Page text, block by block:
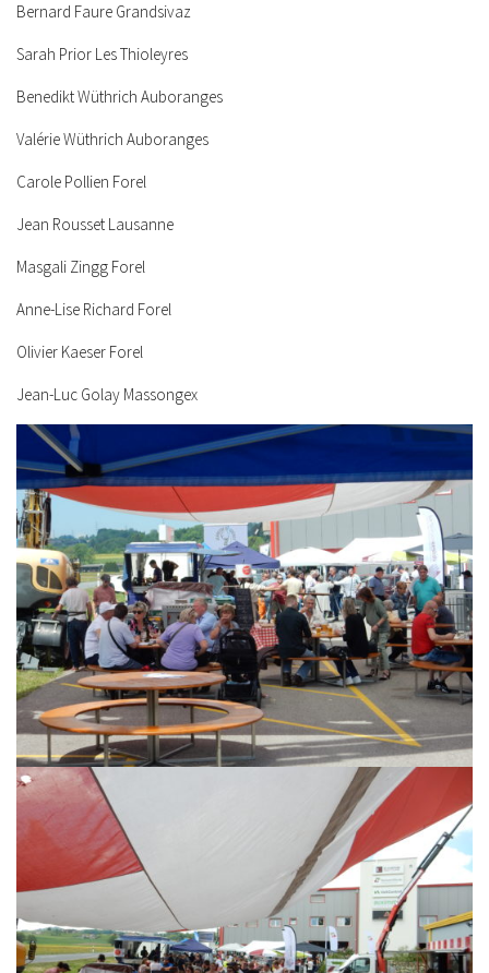
Bernard Faure Grandsivaz
Sarah Prior Les Thioleyres
Benedikt Wüthrich Auboranges
Valérie Wüthrich Auboranges
Carole Pollien Forel
Jean Rousset Lausanne
Masgali Zingg Forel
Anne-Lise Richard Forel
Olivier Kaeser Forel
Jean-Luc Golay Massongex